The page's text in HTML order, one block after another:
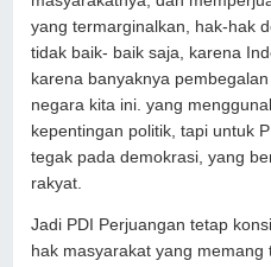
yang termarginalkan, hak-hak
tidak baik- baik saja, karena
karena banyaknya
negara kita ini. yang
kepentingan politik, tapi untuk
tegak pada demokrasi, yang
rakyat.
Jadi PDI Perjuangan tetap
hak masyarakat yang